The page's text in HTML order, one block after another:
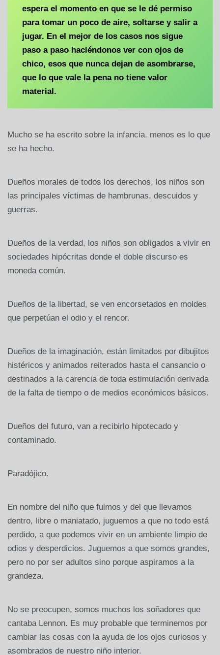
espera el momento en que se le dé permiso
para tomar un poco de aire, soltarse y salir a
jugar. En el mejor de los casos nos sigue
paso a paso haciéndonos ver con ojos de
chico, esos que nunca dejan de asombrarse,
que lo que vale la pena no tiene valor
material.
Mucho se ha escrito sobre la infancia, menos es lo que
se ha hecho.
Dueños morales de todos los derechos, los niños son
las principales víctimas de hambrunas, descuidos y
guerras.
Dueños de la verdad, los niños son obligados a vivir en
sociedades hipócritas donde el doble discurso es
moneda común.
Dueños de la libertad, se ven encorsetados en moldes
que perpetúan el odio y el rencor.
Dueños de la imaginación, están limitados por dibujitos
histéricos y animados reiterados hasta el cansancio o
destinados a la carencia de toda estimulación derivada
de la falta de tiempo o de medios económicos básicos.
Dueños del futuro, van a recibirlo hipotecado y
contaminado.
Paradójico.
En nombre del niño que fuimos y del que llevamos
dentro, libre o maniatado, juguemos a que no todo está
perdido, a que podemos vivir en un ambiente limpio de
odios y desperdicios. Juguemos a que somos grandes,
pero no por ser adultos sino porque aspiramos a la
grandeza.
No se preocupen, somos muchos los soñadores que
cantaba Lennon. Es muy probable que terminemos por
cambiar las cosas con la ayuda de los ojos curiosos y
asombrados de nuestro niño interior.